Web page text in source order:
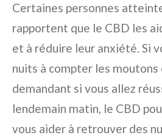
Certaines personnes
rapportent que le CBD les
et à réduire leur anxiété. Si
nuits à compter les moutons
demandant si vous allez
lendemain matin, le CBD
vous aider à retrouver des